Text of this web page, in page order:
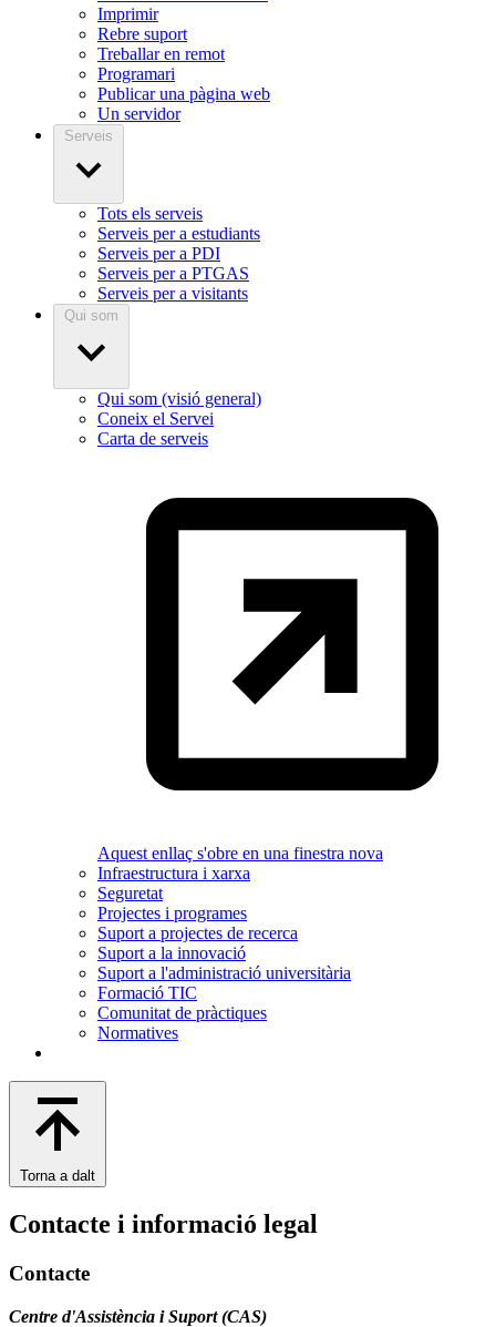
Imprimir
Rebre suport
Treballar en remot
Programari
Publicar una pàgina web
Un servidor
Serveis
Tots els serveis
Serveis per a estudiants
Serveis per a PDI
Serveis per a PTGAS
Serveis per a visitants
Qui som
Qui som (visió general)
Coneix el Servei
Carta de serveis
Aquest enllaç s'obre en una finestra nova
Infraestructura i xarxa
Seguretat
Projectes i programes
Suport a projectes de recerca
Suport a la innovació
Suport a l'administració universitària
Formació TIC
Comunitat de pràctiques
Normatives
Torna a dalt
Contacte i informació legal
Contacte
Centre d'Assistència i Suport (CAS)